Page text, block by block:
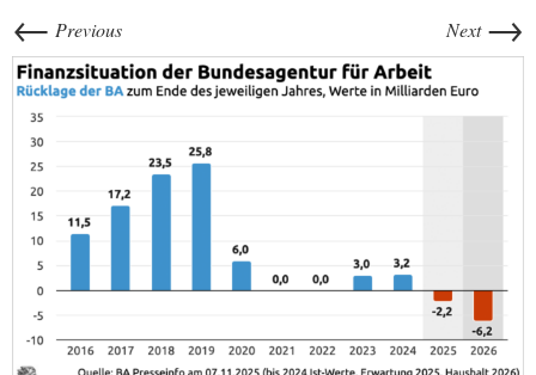
← Previous Next →